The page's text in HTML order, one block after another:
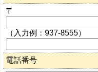
〒
（入力例：937-8555）
電話番号